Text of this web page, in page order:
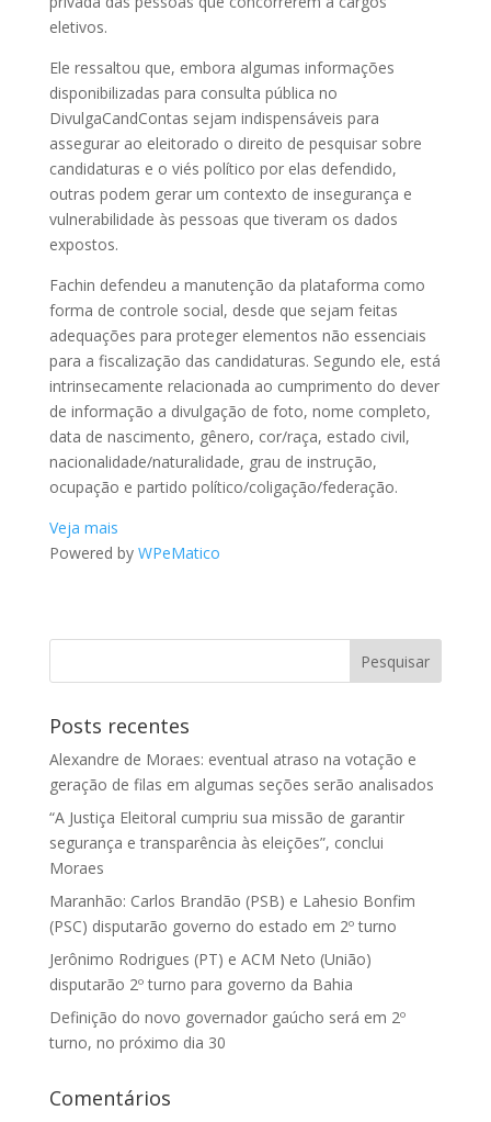
eletivos.
Ele ressaltou que, embora algumas informações
disponibilizadas para consulta pública no
DivulgaCandContas sejam indispensáveis para
assegurar ao eleitorado o direito de pesquisar sobre
candidaturas e o viés político por elas defendido,
outras podem gerar um contexto de insegurança e
vulnerabilidade às pessoas que tiveram os dados
expostos.
Fachin defendeu a manutenção da plataforma como
forma de controle social, desde que sejam feitas
adequações para proteger elementos não essenciais
para a fiscalização das candidaturas. Segundo ele, está
intrinsecamente relacionada ao cumprimento do dever
de informação a divulgação de foto, nome completo,
data de nascimento, gênero, cor/raça, estado civil,
nacionalidade/naturalidade, grau de instrução,
ocupação e partido político/coligação/federação.
Veja mais
Powered by WPeMatico
Posts recentes
Alexandre de Moraes: eventual atraso na votação e
geração de filas em algumas seções serão analisados
“A Justiça Eleitoral cumpriu sua missão de garantir
segurança e transparência às eleições”, conclui
Moraes
Maranhão: Carlos Brandão (PSB) e Lahesio Bonfim
(PSC) disputarão governo do estado em 2º turno
Jerônimo Rodrigues (PT) e ACM Neto (União)
disputarão 2º turno para governo da Bahia
Definição do novo governador gaúcho será em 2º
turno, no próximo dia 30
Comentários